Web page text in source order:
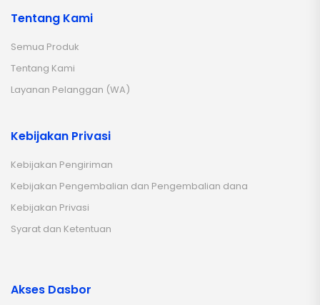
Tentang Kami
Semua Produk
Tentang Kami
Layanan Pelanggan (WA)
Kebijakan Privasi
Kebijakan Pengiriman
Kebijakan Pengembalian dan Pengembalian dana
Kebijakan Privasi
Syarat dan Ketentuan
Akses Dasbor